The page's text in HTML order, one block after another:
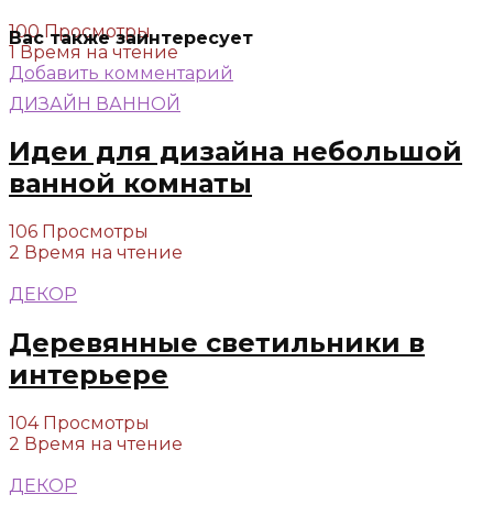
100 Просмотры
1 Время на чтение
Добавить комментарий
Вас также заинтересует
ДИЗАЙН ВАННОЙ
Идеи для дизайна небольшой
ванной комнаты
106 Просмотры
2 Время на чтение
ДЕКОР
Деревянные светильники в
интерьере
104 Просмотры
2 Время на чтение
ДЕКОР